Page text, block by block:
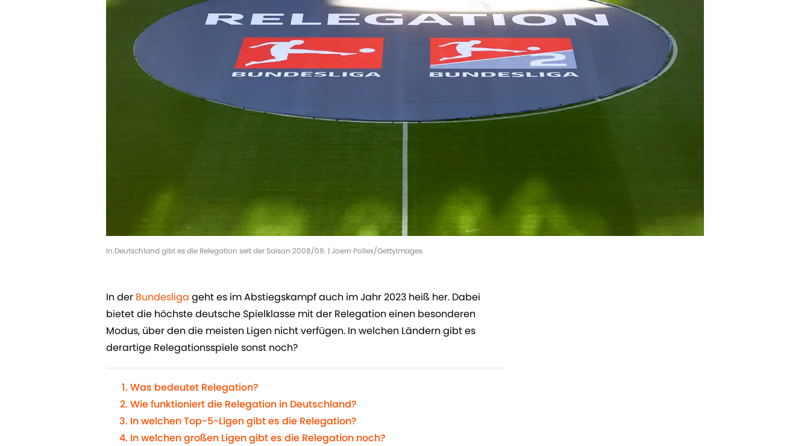
In Deutschland gibt es die Relegation seit der Saison 2008/09. | Joern Pollex/GettyImages
In der Bundesliga geht es im Abstiegskampf auch im Jahr 2023 heiß her. Dabei
bietet die höchste deutsche Spielklasse mit der Relegation einen besonderen
Modus, über den die meisten Ligen nicht verfügen. In welchen Ländern gibt es
derartige Relegationsspiele sonst noch?
Was bedeutet Relegation?
Wie funktioniert die Relegation in Deutschland?
In welchen Top-5-Ligen gibt es die Relegation?
In welchen großen Ligen gibt es die Relegation noch?